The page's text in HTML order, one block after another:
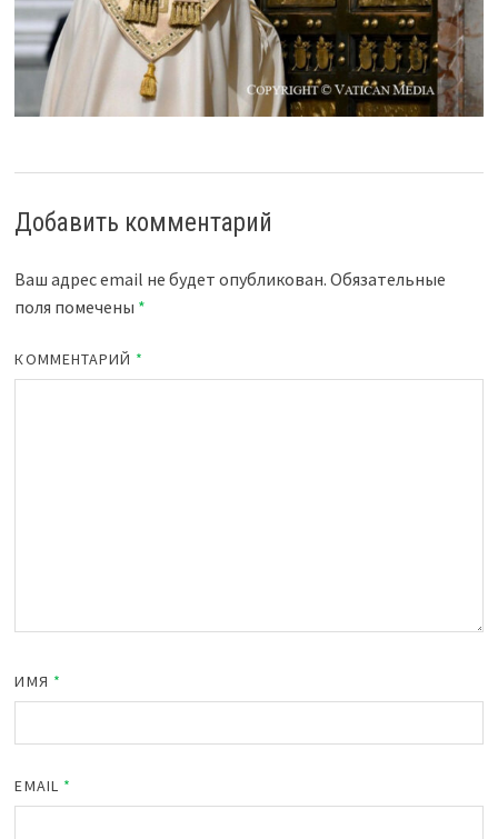
Добавить комментарий
Ваш адрес email не будет опубликован. Обязательные
поля помечены *
КОММЕНТАРИЙ *
ИМЯ *
EMAIL *